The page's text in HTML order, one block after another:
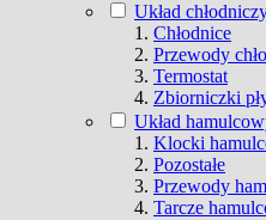
Układ
Chłodnice
Przewody
Termostat
Zbiorniczki
Układ
Klocki
Pozostałe
Przewody
Tarcze